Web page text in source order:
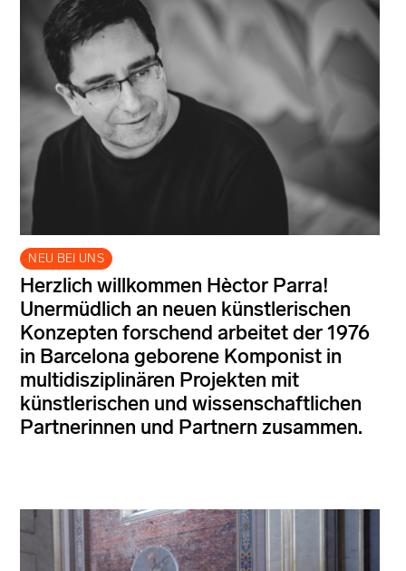
NEU BEI UNS
Herzlich willkommen Hèctor Parra!
Unermüdlich an neuen künstlerischen
Konzepten forschend arbeitet der 1976
in Barcelona geborene Komponist in
multidisziplinären Projekten mit
künstlerischen und wissenschaftlichen
Partnerinnen und Partnern zusammen.